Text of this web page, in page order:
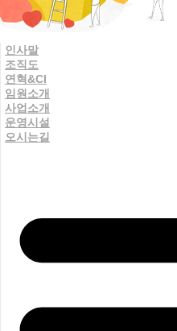
인사말
조직도
연혁&CI
임원소개
사업소개
운영시설
오시는길